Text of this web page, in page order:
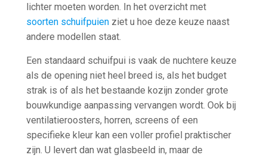
lichter moeten worden. In het overzicht met
soorten schuifpuien ziet u hoe deze keuze naast
andere modellen staat.
Een standaard schuifpui is vaak de nuchtere keuze
als de opening niet heel breed is, als het budget
strak is of als het bestaande kozijn zonder grote
bouwkundige aanpassing vervangen wordt. Ook bij
ventilatieroosters, horren, screens of een
specifieke kleur kan een voller profiel praktischer
zijn. U levert dan wat glasbeeld in, maar de